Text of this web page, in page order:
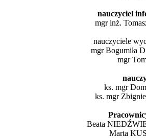
nauczyciel
mgr inż.
nauczyciele
mgr Bogumiła
mgr
ks. mgr
ks. mgr
Beata
Marta